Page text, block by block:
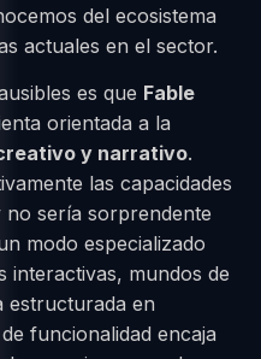
del ecosistema
actuales en el sector.
es que Fable
orientada a la
y narrativo.
las capacidades
no sería sorprendente
modo especializado
interactivas, mundos de
estructurada en
funcionalidad encaja